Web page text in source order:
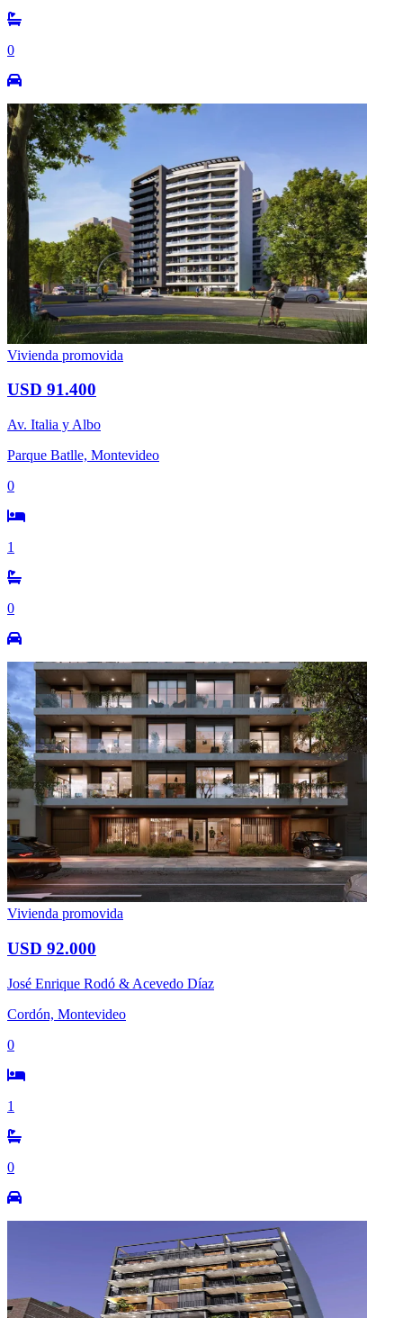
0
Vivienda promovida
USD 91.400
Av. Italia y Albo
Parque Batlle, Montevideo
0
1
0
Vivienda promovida
USD 92.000
José Enrique Rodó & Acevedo Díaz
Cordón, Montevideo
0
1
0